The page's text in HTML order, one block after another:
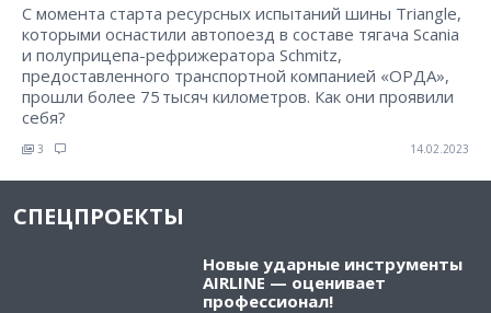
С момента старта ресурсных испытаний шины Triangle,
которыми оснастили автопоезд в составе тягача Scania
и полуприцепа-рефрижератора Schmitz,
предоставленного транспортной компанией «ОРДА»,
прошли более 75 тысяч километров. Как они проявили
себя?
3 14.02.2023
СПЕЦПРОЕКТЫ
Новые ударные инструменты
AIRLINE — оценивает
профессионал!